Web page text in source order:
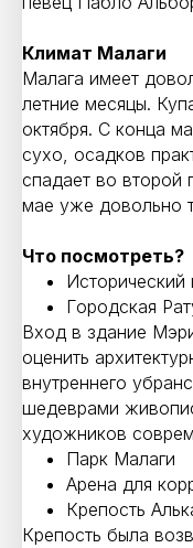
Климат Малаги
Малага имеет
летние месяцы.
октября. С конца
сухо, осадков
спадает во второй
мае уже довольно
Что посмотреть?
Исторический
Городская
Вход в здание
оценить
внутреннего
шедеврами
художников
Парк Малаги
Арена для
Крепость
Крепость была